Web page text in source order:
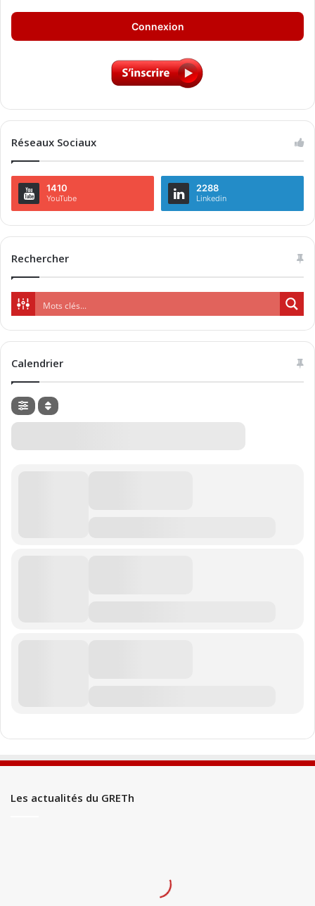
Connexion
Réseaux Sociaux
1410
YouTube
2288
Linkedin
Rechercher
Calendrier
Les actualités du GRETh